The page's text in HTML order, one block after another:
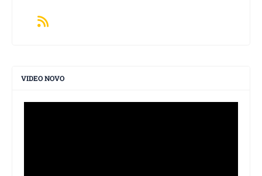
VIDEO NOVO